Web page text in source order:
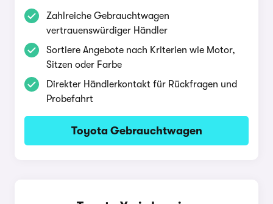
Zahlreiche Gebrauchtwagen
vertrauenswürdiger Händler
Sortiere Angebote nach Kriterien wie Motor,
Sitzen oder Farbe
Direkter Händlerkontakt für Rückfragen und
Probefahrt
Toyota Gebrauchtwagen